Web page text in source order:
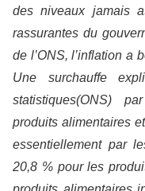
des niveaux jamais
rassurantes du
de l’ONS, l’inflation a
Une surchauffe
statistiques(ONS)
produits alimentaires
essentiellement par
20,8 % pour les